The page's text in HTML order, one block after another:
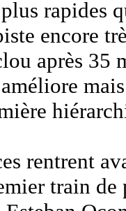
rapides
encore
après 35
rentrent
train